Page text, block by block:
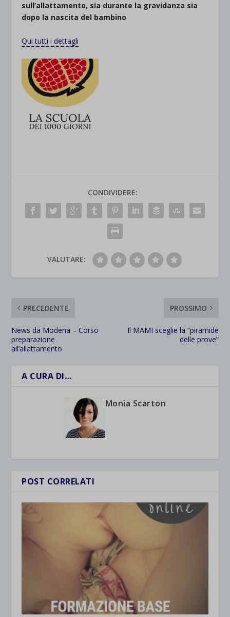
sull’allattamento, sia durante la gravidanza sia
dopo la nascita del bambino
Qui tutti i dettagli
CONDIVIDERE:
VALUTARE:
PRECEDENTE
News da Modena – Corso
preparazione
all’allattamento
PROSSIMO
Il MAMI sceglie la “piramide
delle prove”
A CURA DI…
Monia Scarton
POST CORRELATI